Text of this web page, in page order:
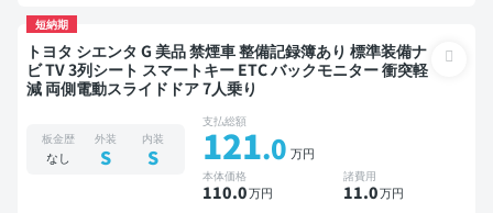
短納期
トヨタ シエンタ G 美品 禁煙車 整備記録簿あり 標準装備ナ
ビ TV 3列シート スマートキー ETC バックモニター 衝突軽
減 両側電動スライドドア 7人乗り
板金歴
なし
外装
S
内装
S
支払総額
121.0 万円
本体価格
110.0万円
諸費用
11.0万円